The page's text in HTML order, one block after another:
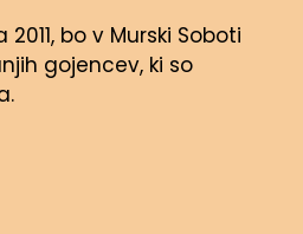
bo v Murski Soboti
gojencev, ki so